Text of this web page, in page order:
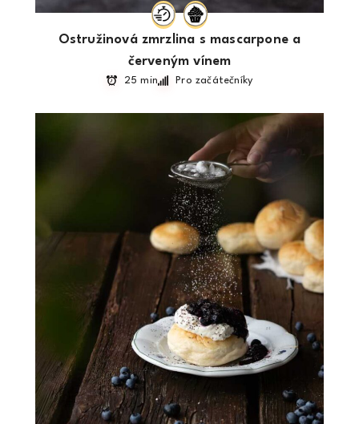
Ostružinová zmrzlina s mascarpone a
červeným vínem
25 min Pro začátečníky